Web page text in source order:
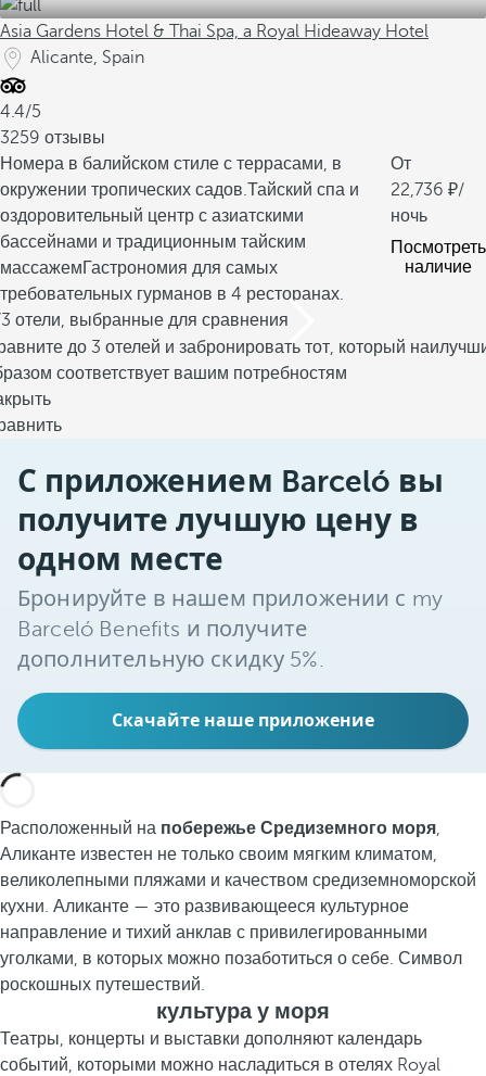
Asia Gardens Hotel & Thai Spa, a Royal Hideaway Hotel
Alicante, Spain
4.4/5
3259 отзывы
Номера в балийском стиле с террасами, в
окружении тропических садов.Тайский спа и
оздоровительный центр с азиатскими
бассейнами и традиционным тайским
массажемГастрономия для самых
требовательных гурманов в 4 ресторанах.
От
22,736
/
ночь
Посмотреть
наличие
отели, выбранные для сравнения
до 3 отелей и забронировать тот, который
соответствует вашим потребностям
С приложением Barceló вы
получите лучшую цену в
одном месте
Бронируйте в нашем приложении с my
Barceló Benefits и получите
дополнительную скидку 5%.
Скачайте наше приложение
Расположенный на побережье Средиземного моря,
Аликанте известен не только своим мягким климатом,
великолепными пляжами и качеством средиземноморской
кухни. Аликанте — это развивающееся культурное
направление и тихий анклав с привилегированными
уголками, в которых можно позаботиться о себе. Символ
роскошных путешествий.
культура у моря
Театры, концерты и выставки дополняют календарь
событий, которыми можно насладиться в отелях Royal